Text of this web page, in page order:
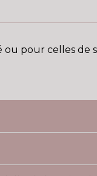
ou pour celles